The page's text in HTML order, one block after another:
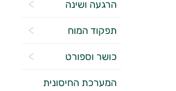
הרגעה ושינה
תפקוד המוח
כושר וספורט
המערכת החיסונית